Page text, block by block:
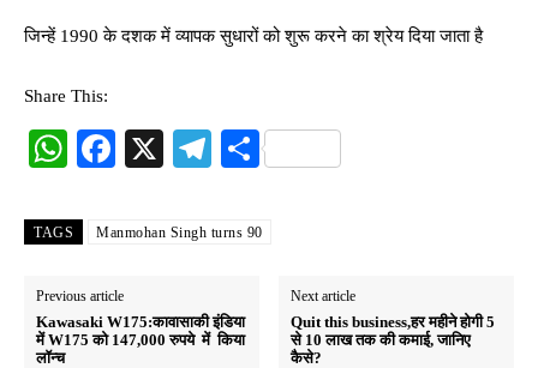
जिन्हें 1990 के दशक में व्यापक सुधारों को शुरू करने का श्रेय दिया जाता है
Share This:
W
ts
pp
Fa
bo
X
Te
gr
m
S
re
TAGS Manmohan Singh turns 90
Previous article
Kawasaki W175:कावासाकी इंडिया
में W175 को 147,000 रुपये में किया
लॉन्च
Next article
Quit this business,हर महीने होगी 5
से 10 लाख तक की कमाई, जानिए
कैसे?